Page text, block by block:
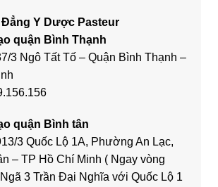
Y Dược Pasteur
quận Bình Thạnh
3 Ngô Tất Tố – Quận Bình Thạnh –
quận Bình tân
3 Quốc Lộ 1A, Phường An Lạc,
– TP Hồ Chí Minh ( Ngay vòng
3 Trần Đại Nghĩa với Quốc Lộ 1